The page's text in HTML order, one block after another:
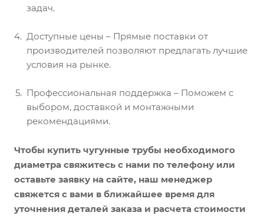
задач.
Доступные цены – Прямые поставки от
производителей позволяют предлагать лучшие
условия на рынке.
Профессиональная поддержка – Поможем с
выбором, доставкой и монтажными
рекомендациями.
Чтобы купить чугунные трубы необходимого
диаметра свяжитесь с нами по телефону или
оставьте заявку на сайте, наш менеджер
свяжется с вами в ближайшее время для
уточнения деталей заказа и расчета стоимости